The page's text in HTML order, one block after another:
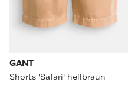
GANT
Shorts 'Safari' hellbraun